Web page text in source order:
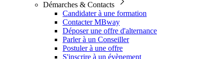
Démarches & Contacts
Candidater à une formation
Contacter MBway
Déposer une offre d'alternance
Parler à un Conseiller
Postuler à une offre
S'inscrire à un évènement